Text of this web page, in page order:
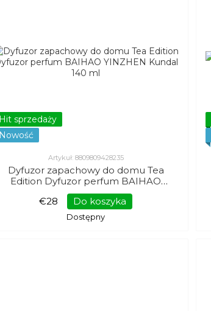
Hit sprzedaży
Nowość
Artykuł: 8809809428235
Dyfuzor zapachowy do domu Tea
Edition Dyfuzor perfum BAIHAO
YINZHEN Kundal 140 ml
€28 Do koszyka
Dostępny